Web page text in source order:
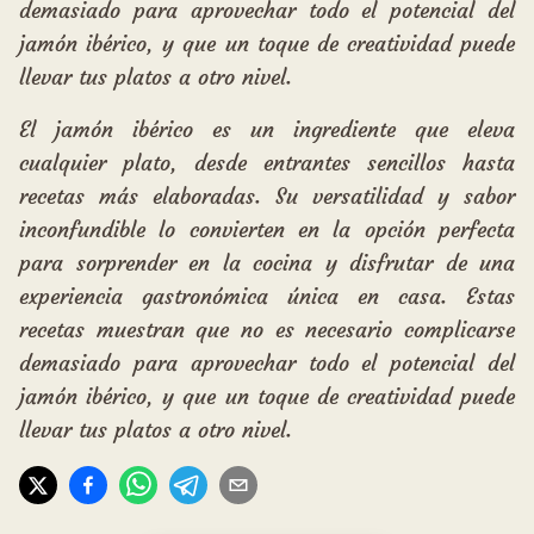
demasiado para aprovechar todo el potencial del
jamón ibérico, y que un toque de creatividad puede
llevar tus platos a otro nivel.
El jamón ibérico es un ingrediente que eleva
cualquier plato, desde entrantes sencillos hasta
recetas más elaboradas. Su versatilidad y sabor
inconfundible lo convierten en la opción perfecta
para sorprender en la cocina y disfrutar de una
experiencia gastronómica única en casa. Estas
recetas muestran que no es necesario complicarse
demasiado para aprovechar todo el potencial del
jamón ibérico, y que un toque de creatividad puede
llevar tus platos a otro nivel.